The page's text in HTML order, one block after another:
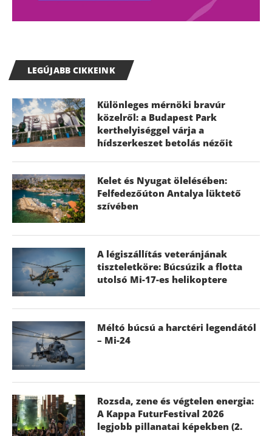
LEGÚJABB CIKKEINK
Különleges mérnöki bravúr
közelről: a Budapest Park
kerthelyiséggel várja a
hídszerkeszet betolás nézőit
Kelet és Nyugat ölelésében:
Felfedezőúton Antalya lüktető
szívében
A légiszállítás veteránjának
tiszteletköre: Búcsúzik a flotta
utolsó Mi-17-es helikoptere
Méltó búcsú a harctéri legendától
– Mi-24
Rozsda, zene és végtelen energia:
A Kappa FuturFestival 2026
legjobb pillanatai képekben (2.